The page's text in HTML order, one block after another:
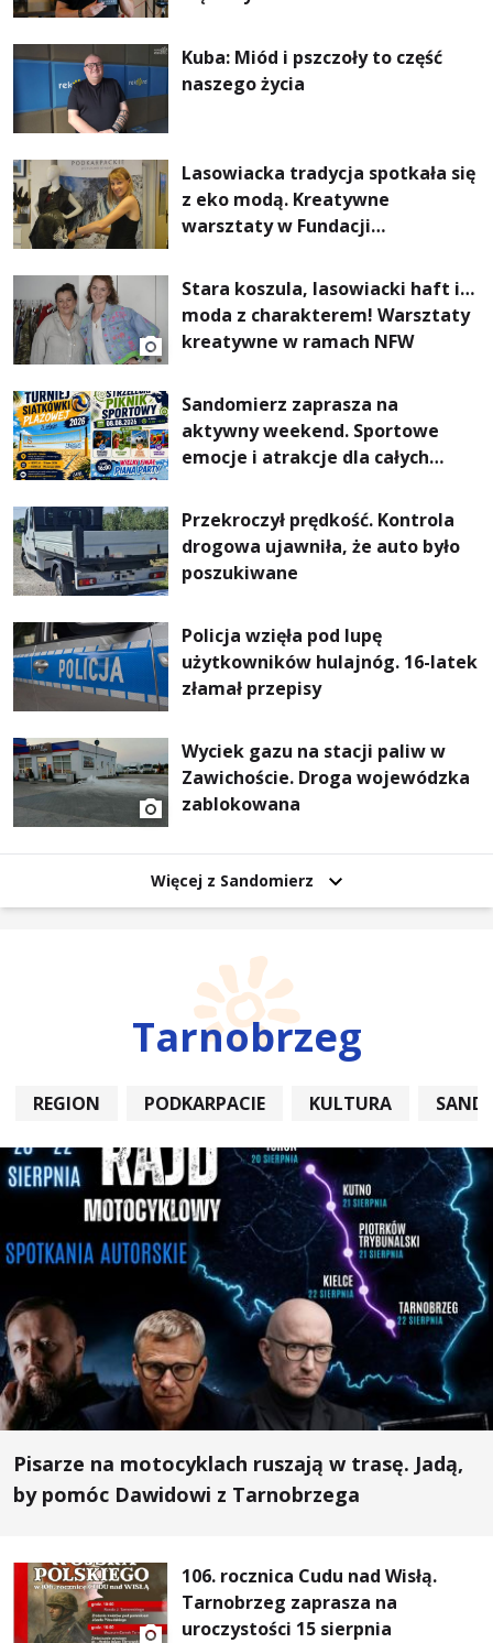
Kuba: Miód i pszczoły to część
naszego życia
Lasowiacka tradycja spotkała się
z eko modą. Kreatywne
warsztaty w Fundacji
Stara koszula, lasowiacki haft i…
moda z charakterem! Warsztaty
kreatywne w ramach NFW
Sandomierz zaprasza na
aktywny weekend. Sportowe
emocje i atrakcje dla całych
Przekroczył prędkość. Kontrola
drogowa ujawniła, że auto było
poszukiwane
Policja wzięła pod lupę
użytkowników hulajnóg. 16-latek
złamał przepisy
Wyciek gazu na stacji paliw w
Zawichoście. Droga wojewódzka
zablokowana
Więcej z Sandomierz
Tarnobrzeg
REGION PODKARPACIE KULTURA
Pisarze na motocyklach ruszają w trasę. Jadą,
by pomóc Dawidowi z Tarnobrzega
106. rocznica Cudu nad Wisłą.
Tarnobrzeg zaprasza na
uroczystości 15 sierpnia